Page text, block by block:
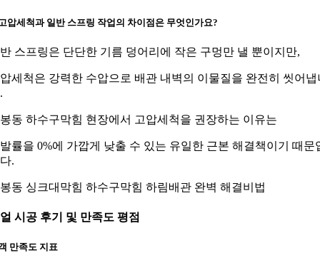
압세척과 일반 스프링 작업의 차이점은 무엇인가요?
스프링은 단단한 기름 덩어리에 작은 구멍만 낼 뿐이지만,
세척은 강력한 수압으로 배관 내벽의 이물질을 완전히 씻어냅
동 하수구막힘 현장에서 고압세척을 권장하는 이유는
률을 0%에 가깝게 낮출 수 있는 유일한 근본 해결책이기 때문
.
동 싱크대막힘 하수구막힘 하림배관 완벽 해결비법
시공 후기 및 만족도 평점
만족도 지표